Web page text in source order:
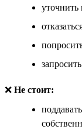
❌ Не стоит: